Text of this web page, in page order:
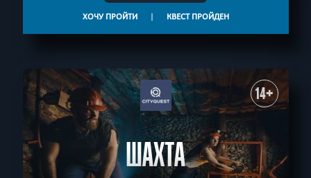
ХОЧУ ПРОЙТИ | КВЕСТ ПРОЙДЕН
14+
ШАХТА